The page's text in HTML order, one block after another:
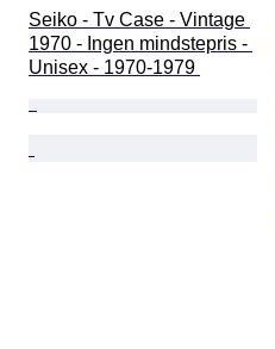
Seiko - Tv Case - Vintage
1970 - Ingen mindstepris -
Unisex - 1970-1979